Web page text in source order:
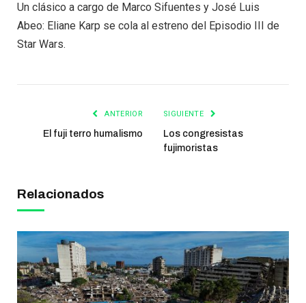
Un clásico a cargo de Marco Sifuentes y José Luis
Abeo: Eliane Karp se cola al estreno del Episodio III de
Star Wars.
ANTERIOR
El fuji terro humalismo
SIGUIENTE
Los congresistas
fujimoristas
Relacionados